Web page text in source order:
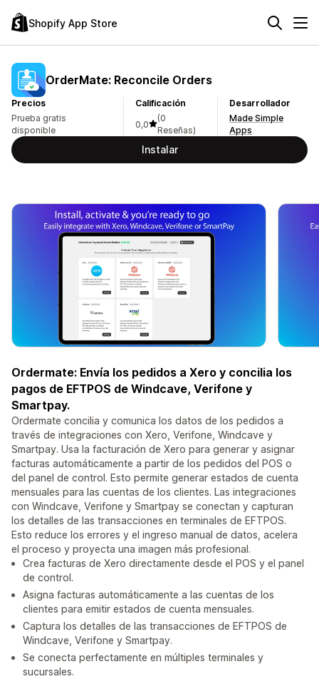
Shopify App Store
OrderMate: Reconcile Orders
Precios
Prueba gratis
disponible
Calificación
0,0
(0
Reseñas)
Desarrollador
Made Simple
Apps
Instalar
Ordermate: Envía los pedidos a Xero y concilia los
pagos de EFTPOS de Windcave, Verifone y
Smartpay.
Ordermate concilia y comunica los datos de los pedidos a
través de integraciones con Xero, Verifone, Windcave y
Smartpay. Usa la facturación de Xero para generar y asignar
facturas automáticamente a partir de los pedidos del POS o
del panel de control. Esto permite generar estados de cuenta
mensuales para las cuentas de los clientes. Las integraciones
con Windcave, Verifone y Smartpay se conectan y capturan
los detalles de las transacciones en terminales de EFTPOS.
Esto reduce los errores y el ingreso manual de datos, acelera
el proceso y proyecta una imagen más profesional.
Crea facturas de Xero directamente desde el POS y el panel
de control.
Asigna facturas automáticamente a las cuentas de los
clientes para emitir estados de cuenta mensuales.
Captura los detalles de las transacciones de EFTPOS de
Windcave, Verifone y Smartpay.
Se conecta perfectamente en múltiples terminales y
sucursales.